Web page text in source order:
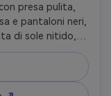
presa pulita,
e pantaloni neri,
di sole nitido,
dinamica, look
realistiche --ar